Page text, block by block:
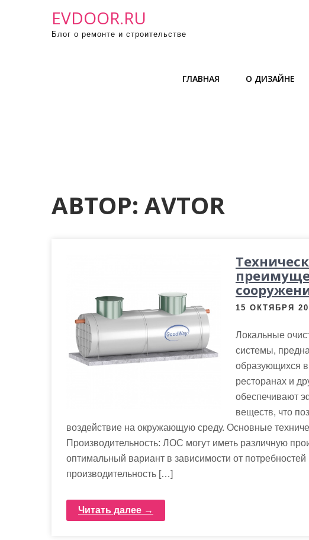
EVDOOR.RU
Блог о ремонте и строительстве
ГЛАВНАЯ О ДИЗАЙНЕ
АВТОР: AVTOR
15 ОКТЯБРЯ
Локальные
системы,
образующихся
ресторанах и
обеспечивают
веществ, что
воздействие на окружающую среду. Основные
Производительность: ЛОС могут иметь различную
оптимальный вариант в зависимости от
производительность […]
Читать далее →